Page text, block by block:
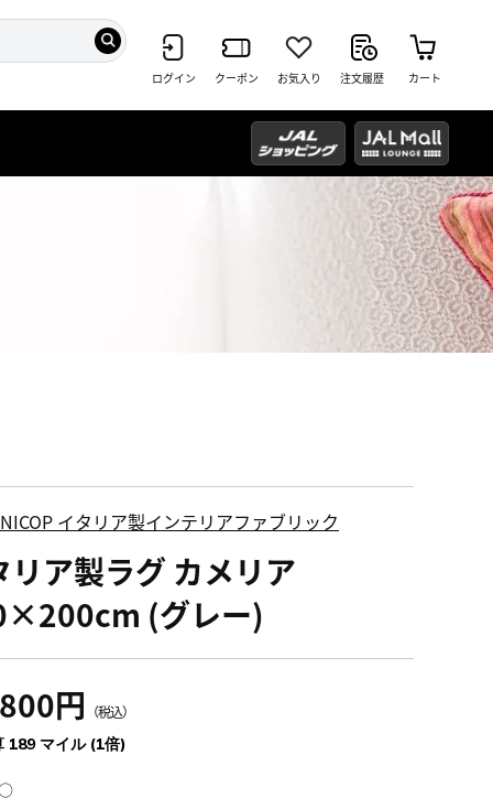
ログイン クーポン お気入り 注文履歴 カート
FINICOP イタリア製インテリアファブリック
リア製ラグ カメリア
(グレー)
円 （税込）
189 マイル (1倍)